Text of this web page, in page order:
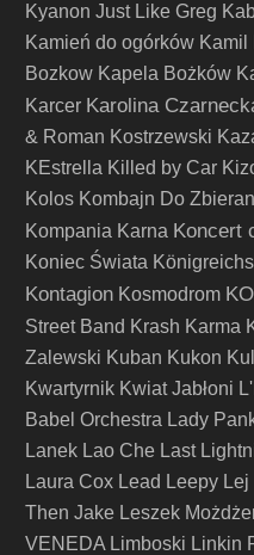
Kyanon Just Like Greg
Kamień do ogórków Kamil
Bozkow Kapela Bożków
Karcer Karolina
& Roman Kostrzewski
KEstrella Killed by Car
Kolos Kombajn Do
Kompania Karna Koncert
Koniec Świata
Kontagion Kosmodrom
Street Band Krash Karma
Zalewski Kuban Kukon
Kwartyrnik Kwiat Jabłoni
Babel Orchestra Lady
Lanek Lao Che Last
Laura Cox Lead Leepy Lej
Then Jake Leszek
VENEDA Limboski Linkin